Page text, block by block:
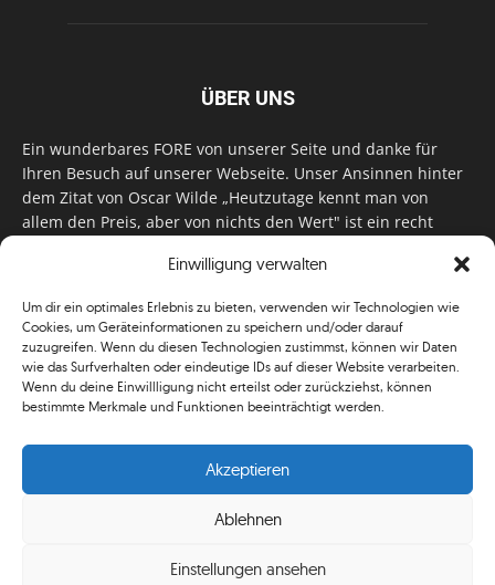
Einwilligung verwalten
Um dir ein optimales Erlebnis zu bieten, verwenden wir Technologien wie
Cookies, um Geräteinformationen zu speichern und/oder darauf
zuzugreifen. Wenn du diesen Technologien zustimmst, können wir Daten
wie das Surfverhalten oder eindeutige IDs auf dieser Website verarbeiten.
Wenn du deine Einwillligung nicht erteilst oder zurückziehst, können
bestimmte Merkmale und Funktionen beeinträchtigt werden.
Akzeptieren
Ablehnen
Einstellungen ansehen
ÜBER UNS
Ein wunderbares FORE von unserer Seite und danke für
Ihren Besuch auf unserer Webseite. Unser Ansinnen hinter
dem Zitat von Oscar Wilde „Heutzutage kennt man von
allem den Preis, aber von nichts den Wert" ist ein recht
für Monat unser Bestes, um Sie mit außergewöhnlichen
zu versorgen. Im Magazin, auf unserer Website & auf
unseren Social Media Plattformen! Das verdient im
klassischen Wortsinn nicht nur Anerkennung!